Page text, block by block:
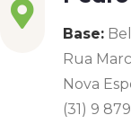
Base:
Rua
Nova
(31) 9